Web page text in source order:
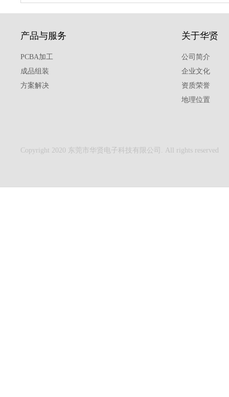
产品与服务
PCBA加工
成品组装
方案解决
关于华贤
公司简介
企业文化
资质荣誉
地理位置
Copyright 2020 东莞市华贤电子科技有限公司. All rights reserved